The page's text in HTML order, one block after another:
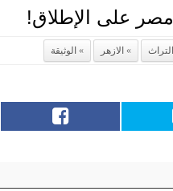
على الإطلاق!
التراث الازهر الوثيقة